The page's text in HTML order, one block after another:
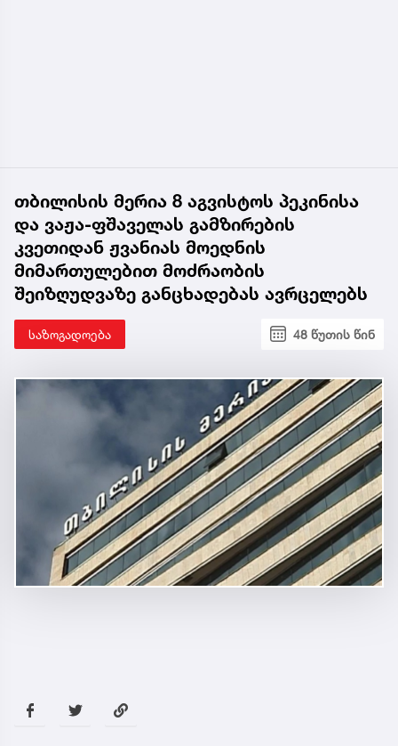
თბილისის მერია 8 აგვისტოს პეკინისა
და ვაჟა-ფშაველას გამზირების
კვეთიდან ჟვანიას მოედნის
მიმართულებით მოძრაობის
შეიზღუდვაზე განცხადებას ავრცელებს
საზოგადოება 48 წუთის წინ